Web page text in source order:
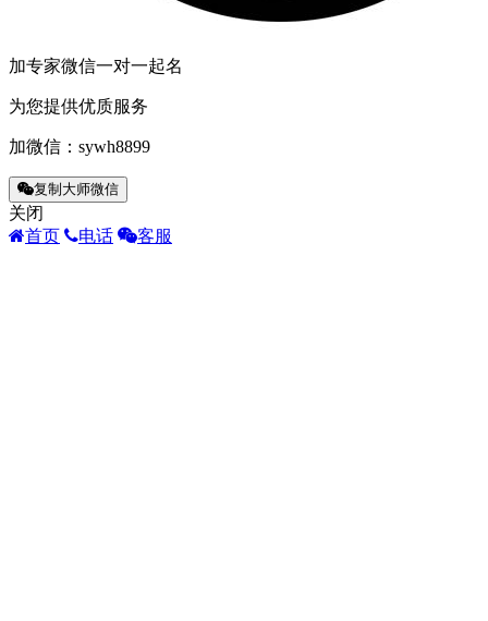
加专家微信一对一起名
为您提供优质服务
加微信： sywh8899
复制大师微信
关闭
首页
电话 客服